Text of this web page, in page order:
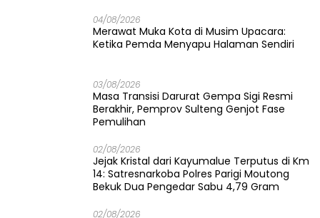
04/08/2026
Merawat Muka Kota di Musim Upacara:
Ketika Pemda Menyapu Halaman Sendiri
03/08/2026
Masa Transisi Darurat Gempa Sigi Resmi
Berakhir, Pemprov Sulteng Genjot Fase
Pemulihan
02/08/2026
Jejak Kristal dari Kayumalue Terputus di Km
14: Satresnarkoba Polres Parigi Moutong
Bekuk Dua Pengedar Sabu 4,79 Gram
02/08/2026